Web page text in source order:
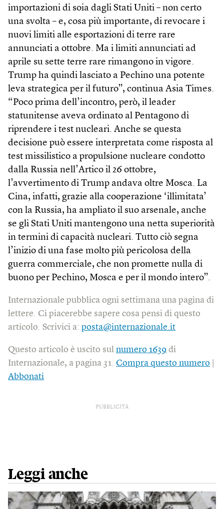
importazioni di soia dagli Stati Uniti – non certo
una svolta – e, cosa più importante, di revocare i
nuovi limiti alle esportazioni di terre rare
annunciati a ottobre. Ma i limiti annunciati ad
aprile su sette terre rare rimangono in vigore.
Trump ha quindi lasciato a Pechino una potente
leva strategica per il futuro”, continua Asia Times.
“Poco prima dell’incontro, però, il leader
statunitense aveva ordinato al Pentagono di
riprendere i test nucleari. Anche se questa
decisione può essere interpretata come risposta al
test missilistico a propulsione nucleare condotto
dalla Russia nell’Artico il 26 ottobre,
l’avvertimento di Trump andava oltre Mosca. La
Cina, infatti, grazie alla cooperazione ‘illimitata’
con la Russia, ha ampliato il suo arsenale, anche
se gli Stati Uniti mantengono una netta superiorità
in termini di capacità nucleari. Tutto ciò segna
l’inizio di una fase molto più pericolosa della
guerra commerciale, che non promette nulla di
buono per Pechino, Mosca e per il mondo intero”.
Internazionale pubblica ogni settimana una pagina di
lettere. Ci piacerebbe sapere cosa pensi di questo
articolo. Scrivici a: posta@internazionale.it
Questo articolo è uscito sul numero 1639 di
Internazionale, a pagina 31. Compra questo numero
Abbonati
PUBBLICITÀ
Leggi anche